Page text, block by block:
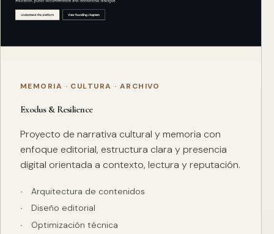
MEMORIA · CULTURA · ARCHIVO
Exodus & Resilience
Proyecto de narrativa cultural y memoria con
enfoque editorial, estructura clara y presencia
digital orientada a contexto, lectura y reputación.
Arquitectura de contenidos
Diseño editorial
Optimización técnica